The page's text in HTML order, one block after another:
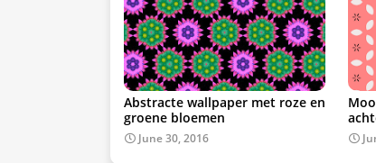
Abstracte wallpaper met roze en
groene bloemen
June 30, 2016